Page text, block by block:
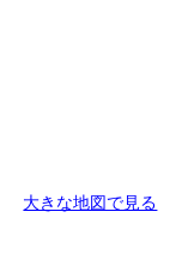
大きな地図で見る